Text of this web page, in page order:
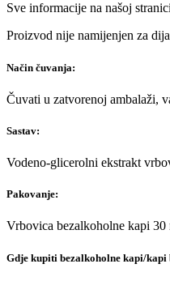
Sve informacije na našoj
Proizvod nije namijenjen za
Način čuvanja:
Čuvati u zatvorenoj ambalaži,
Sastav:
Vodeno-glicerolni ekstrakt
Pakovanje:
Vrbovica bezalkoholne kapi 30
Gdje kupiti bezalkoholne kapi/kapi